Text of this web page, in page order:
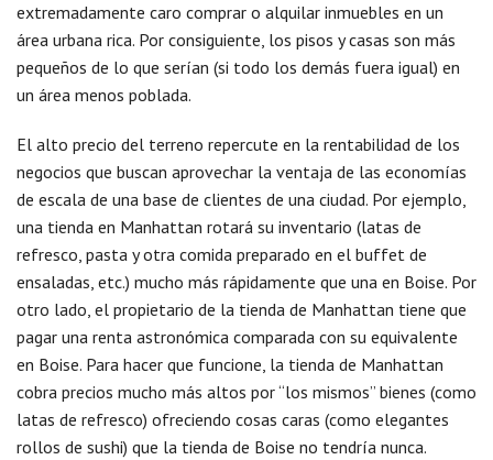
extremadamente caro comprar o alquilar inmuebles en un
área urbana rica. Por consiguiente, los pisos y casas son más
pequeños de lo que serían (si todo los demás fuera igual) en
un área menos poblada.
El alto precio del terreno repercute en la rentabilidad de los
negocios que buscan aprovechar la ventaja de las economías
de escala de una base de clientes de una ciudad. Por ejemplo,
una tienda en Manhattan rotará su inventario (latas de
refresco, pasta y otra comida preparado en el buffet de
ensaladas, etc.) mucho más rápidamente que una en Boise. Por
otro lado, el propietario de la tienda de Manhattan tiene que
pagar una renta astronómica comparada con su equivalente
en Boise. Para hacer que funcione, la tienda de Manhattan
cobra precios mucho más altos por “los mismos” bienes (como
latas de refresco) ofreciendo cosas caras (como elegantes
rollos de sushi) que la tienda de Boise no tendría nunca.